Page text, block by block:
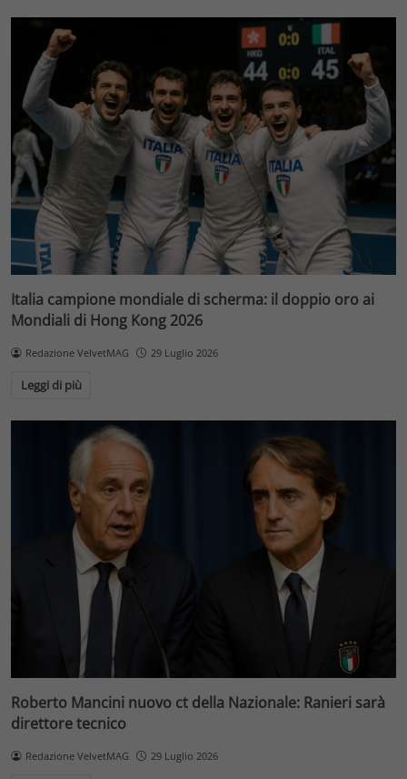
Italia campione mondiale di scherma: il doppio oro ai
Mondiali di Hong Kong 2026
Redazione VelvetMAG 29 Luglio 2026
Leggi di più
Roberto Mancini nuovo ct della Nazionale: Ranieri sarà
direttore tecnico
Redazione VelvetMAG 29 Luglio 2026